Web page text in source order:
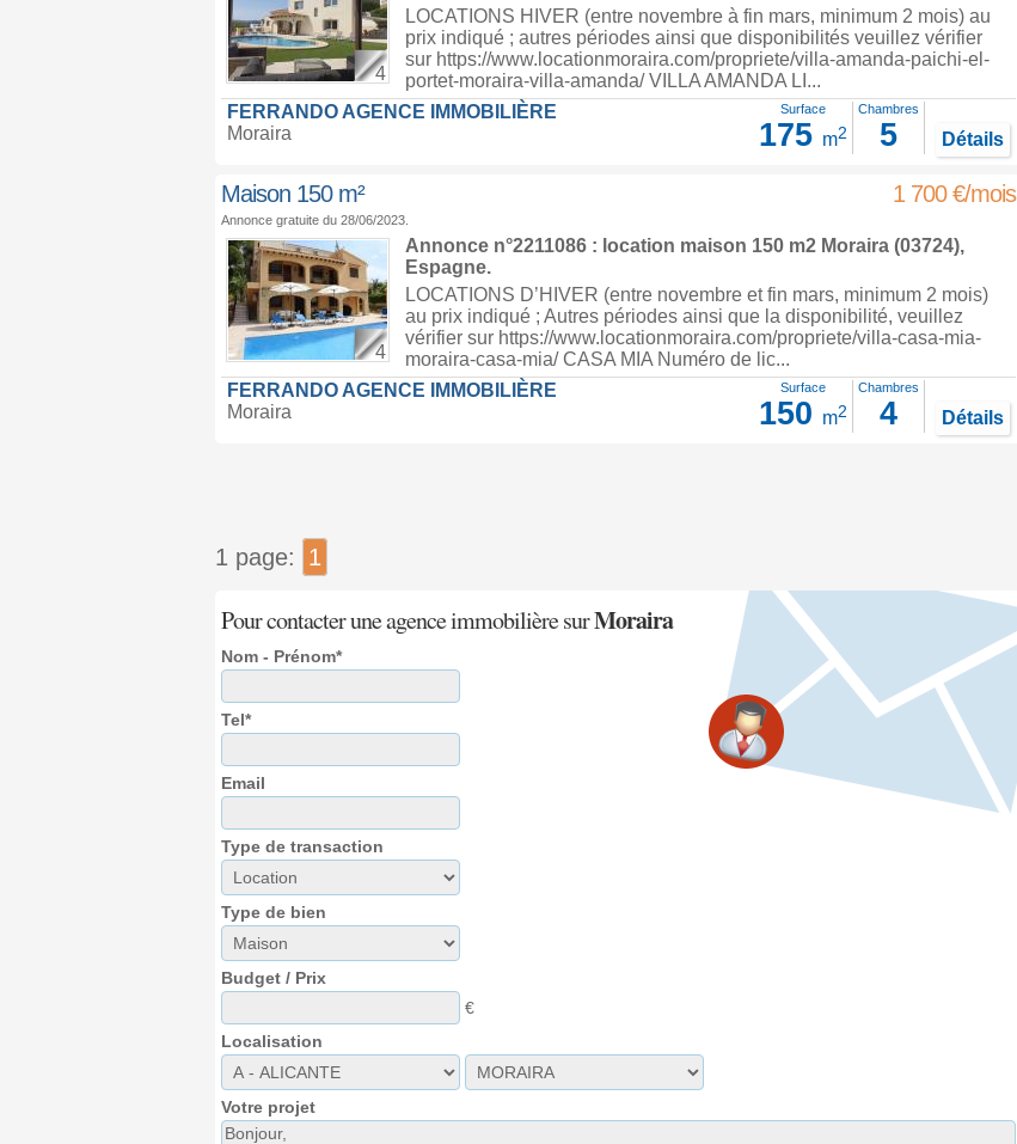
4
LOCATIONS HIVER (entre novembre à fin mars, minimum 2 mois) au
prix indiqué ; autres périodes ainsi que disponibilités veuillez vérifier
sur https://www.locationmoraira.com/propriete/villa-amanda-paichi-el-
portet-moraira-villa-amanda/ VILLA AMANDA LI...
FERRANDO AGENCE IMMOBILIÈRE
Moraira
Surface
175 m2
Chambres
5 Détails
Maison 150 m² 1 700 €/mois
Annonce gratuite du 28/06/2023.
4
Annonce n°2211086 : location maison 150 m2 Moraira(03724),
Espagne.
LOCATIONS D’HIVER (entre novembre et fin mars, minimum 2 mois)
au prix indiqué ; Autres périodes ainsi que la disponibilité, veuillez
vérifier sur https://www.locationmoraira.com/propriete/villa-casa-mia-
moraira-casa-mia/ CASA MIA Numéro de lic...
FERRANDO AGENCE IMMOBILIÈRE
Moraira
Surface
150 m2
Chambres
4 Détails
1 page: 1
Pour contacter une agence immobilière surMoraira
Nom - Prénom*
Tel*
Email
Type de transaction
Type de bien
Budget / Prix
€
Localisation
Votre projet